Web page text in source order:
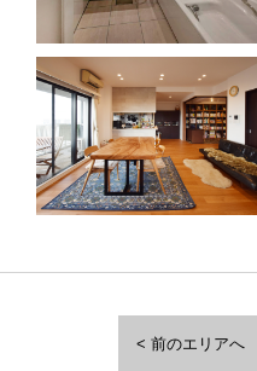
< 前のエリアへ